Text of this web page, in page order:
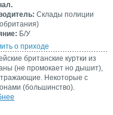
Склады полиции
Б/У
о приходе
британские куртки из
(не промокает но дышит),
Некоторые с
(большинство).